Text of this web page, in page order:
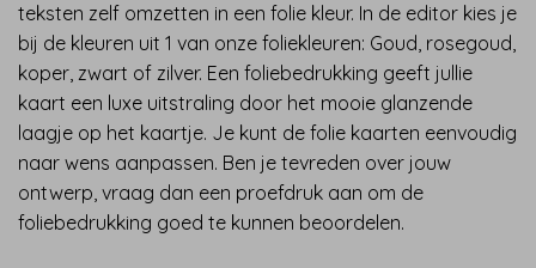
teksten zelf omzetten in een folie kleur. In de editor kies je
bij de kleuren uit 1 van onze foliekleuren: Goud, rosegoud,
koper, zwart of zilver. Een foliebedrukking geeft jullie
kaart een luxe uitstraling door het mooie glanzende
laagje op het kaartje. Je kunt de folie kaarten eenvoudig
naar wens aanpassen. Ben je tevreden over jouw
ontwerp, vraag dan een proefdruk aan om de
foliebedrukking goed te kunnen beoordelen.